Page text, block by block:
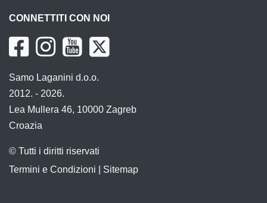
CONNETTITI CON NOI
Samo Laganini d.o.o.
2012. - 2026.
Lea Mullera 46, 10000 Zagreb
Croazia
© Tutti i diritti riservati
Termini e Condizioni
Sitemap